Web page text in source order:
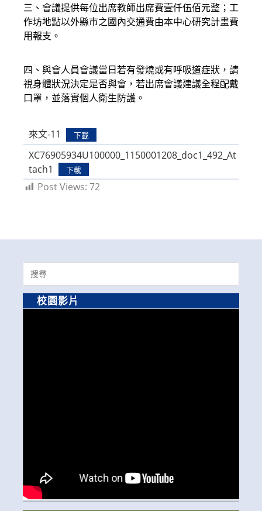
三、會議提供每位出席教師出席費壹仟伍佰元整；工
作坊地點以外縣市之國內交通費由本中心研究計畫費
用報支。
四、與會人員會議當日若有發燒或有呼吸道症狀，請
視身體狀況決定是否與會，若出席會議建議全程配戴
口罩，並落實個人衛生防護。
來文-11 下載
XC76905934U100000_1150001208_doc1_492_At
tach1
下載
Post Views: 72
Search
for:
校園影片